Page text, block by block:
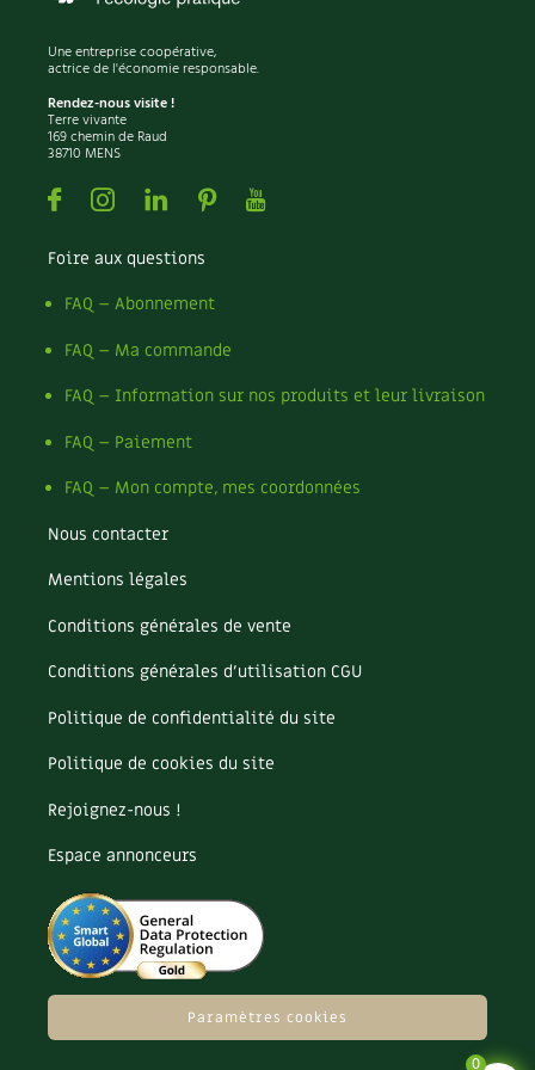
Soins et cosmétiques au naturel
Société et alternatives
Enfants
Actions pour la planète
Les 4 saisons
Compléments
Dossier4 saisons
Actualités
Secrets d’abonné
Tous au jardin ! avec Pascal
La vie secrète du jardin
Une entreprise coopérative,
actrice de l'économie responsable.
Rendez-nous visite !
Terre vivante
169 chemin de Raud
38710 MENS
FacebookInstagramLinkedin
PinterestYoutube
Foire aux questions
FAQ – Abonnement
FAQ – Ma commande
FAQ – Information sur nos produits et leur livraison
FAQ – Paiement
FAQ – Mon compte, mes coordonnées
Nous contacter
Mentions légales
Conditions générales de vente
Conditions générales d’utilisation CGU
Politique de confidentialité du site
Politique de cookies du site
Rejoignez-nous !
Espace annonceurs
Paramètres cookies
0